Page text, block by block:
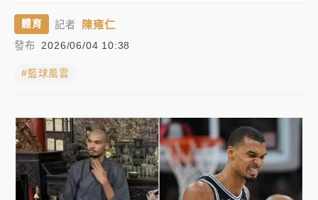
女律師陳昱瑄詐慈濟10億！黃金158kg遭查扣畫面曝光
故宮《龍藏經》特展第2檔！今線上預約開賣一度塞車
周六起展出延長至晚上7時
台東農業處長涉圖利渡假村！東檢抗告成功 今重開羈
押庭
體育 記者 陳雍仁
發布 2026/06/04 10:38
#籃球風雲